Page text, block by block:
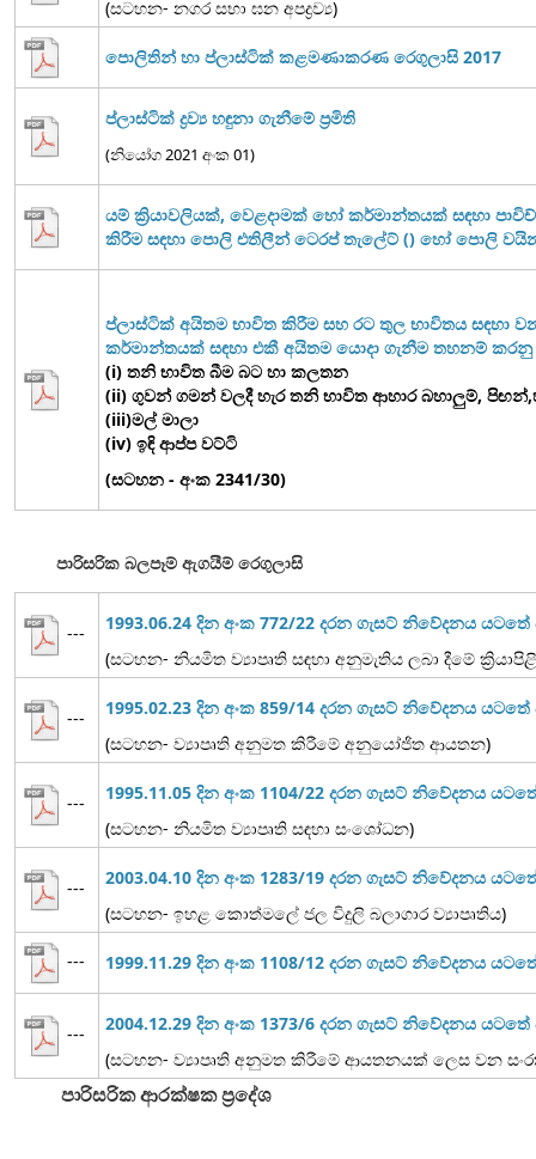
(සටහන- නගර සභා ඝන අපද්‍රව්‍ය)
පොලිතින් හා ප්ලාස්ටික් කළමණාකරණ රෙගුලාසි 2017
ප්ලාස්ටික් ද්‍රව්‍ය හඳුනා ගැනීමේ ප්‍රමිති
(නියෝග 2021 අංක 01)
යම් ක්‍රියාවලියක්, වෙළදාමක් හෝ කර්මාන්තයක් සඳහා
කිරීම සඳහා පොලි එතිලීන් ටෙරප් තැලේට් () හෝ පොලි
ප්ලාස්ටික් අයිතම භාවිත කිරීම සහ රට තුල භාවිතය සඳහා
කර්මාන්තයක් සඳහා එකී අයිතම යොදා ගැනීම තහනම් කරනු
(i) තනි භාවිත බීම බට හා කලතන
(ii) ගුවන් ගමන් වලදී හැර තනි භාවිත ආහාර බහාලුම්,
(iii)මල් මාලා
(iv) ඉඳි ආප්ප වට්ටි
(සටහන - අංක 2341/30)
පාරිසරික බලපෑම් ඇගයීම් රෙගුලාසි
---
1993.06.24 දින අංක 772/22 දරන ගැසට් නිවේදනය
(සටහන- නියමිත ව්‍යාපෘති සඳහා අනුමැතිය ලබා දීමේ
---
1995.02.23 දින අංක 859/14 දරන ගැසට් නිවේදනය
(සටහන- ව්‍යාපෘති අනුමත කිරීමේ අනුයෝජිත ආයතන)
---
1995.11.05 දින අංක 1104/22 දරන ගැසට් නිවේදනය
(සටහන- නියමිත ව්‍යාපෘති සඳහා සංශෝධන)
---
2003.04.10 දින අංක 1283/19 දරන ගැසට් නිවේදනය
(සටහන- ඉහළ කොත්මලේ ජල විදුලි බලාගාර ව්‍යාපෘතිය)
--- 1999.11.29 දින අංක 1108/12 දරන ගැසට් නිවේදනය
---
2004.12.29 දින අංක 1373/6 දරන ගැසට් නිවේදනය
(සටහන- ව්‍යාපෘති අනුමත කිරීමේ ආයතනයක් ලෙස වන
පාරිසරික ආරක්ෂක ප්‍රදේශ